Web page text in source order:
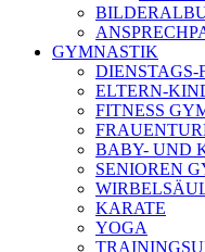
GYMNASTIK
DIENSTAGS-
ELTERN-
FITNESS
BABY- UND
SENIOREN
KARATE
YOGA